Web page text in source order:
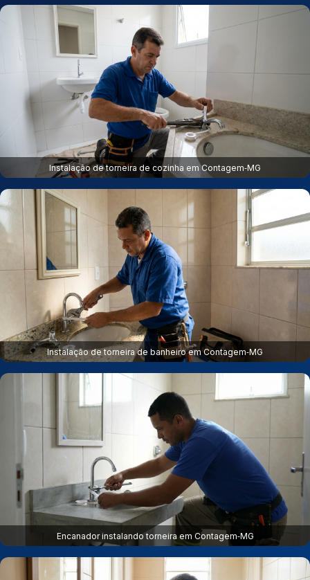
Instalação de torneira de cozinha em Contagem‑MG
Instalação de torneira de banheiro em Contagem‑MG
Encanador instalando torneira em Contagem‑MG